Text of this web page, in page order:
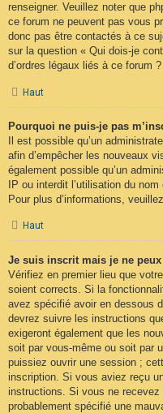
renseigner. Veuillez noter que
ce forum ne peuvent pas vous
donc pas être contactés à ce
sur la question « Qui dois-je
d’ordres légaux liés à ce forum
Haut
Pourquoi ne puis-je pas
Il est possible qu’un
afin d’empêcher les nouveaux
également possible qu’un
IP ou interdit l’utilisation du
Pour plus d’informations,
Haut
Je suis inscrit mais je ne
Vérifiez en premier lieu que
soient corrects. Si la
avez spécifié avoir en dessous
devrez suivre les instructions
exigeront également que les
soit par vous-même ou soit par
puissiez ouvrir une session ;
inscription. Si vous aviez reçu
instructions. Si vous ne
probablement spécifié une